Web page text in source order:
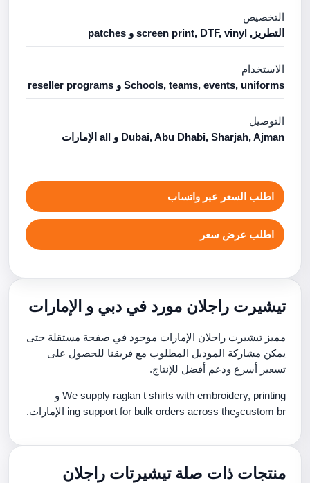
التخصيص
التطريز, screen print, DTF, vinyl و patches
الاستخدام
Schools, teams, events, uniforms و reseller programs
التوصيل
Dubai, Abu Dhabi, Sharjah, Ajman و all الإمارات
اطلب السعر عبر واتساب
اطلب عرض سعر
تيشيرت راجلان مورد في دبي و الإمارات
مميز تيشيرت راجلان الإمارات موجود في صفحة مستقلة حتى
يمكن مشاركة الموديل المطلوب مع فريقنا للحصول على
تسعير أسرع ودعم أفضل للإنتاج.
We supply raglan t shirts with embroidery, printing و
custom brوing support for bulk orders across the الإمارات.
منتجات ذات صلة تيشيرتات راجلان